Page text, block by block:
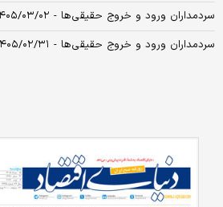
سردمداران ورود و خروج حقیقی‌ها - ۱۴۰۵/۰۳/۰۲
سردمداران ورود و خروج حقیقی‌ها - ۱۴۰۵/۰۲/۳۱